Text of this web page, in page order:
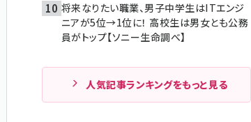
将来なりたい職業、男子中学生はITエンジ
ニアが5位→1位に！ 高校生は男女とも公務
員がトップ【ソニー生命調べ】
人気記事ランキングをもっと見る